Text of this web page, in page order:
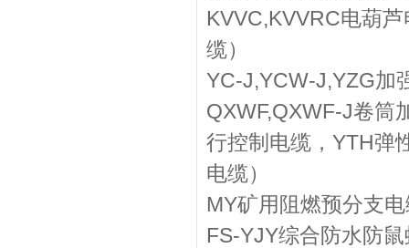
KVVC,KVVRC电葫
缆）
YC-J,YCW-J,YZG加
QXWF,QXWF-J卷筒
行控制电缆，YTH弹
电缆）
MY矿用阻燃预分支
FS-YJY综合防水防